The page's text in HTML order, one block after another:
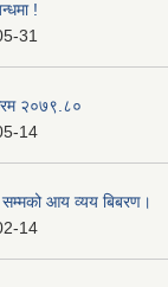
!
31
२०७९.८०
14
आय व्यय बिबरण।
14